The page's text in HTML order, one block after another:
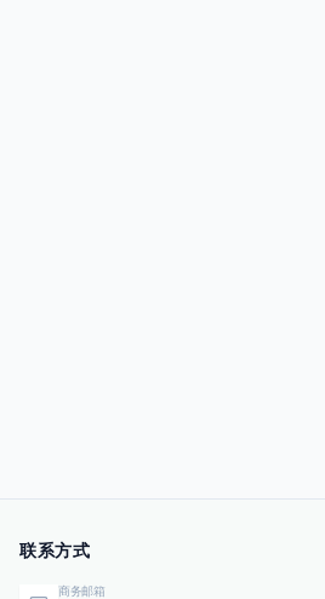
联系方式
商务邮箱